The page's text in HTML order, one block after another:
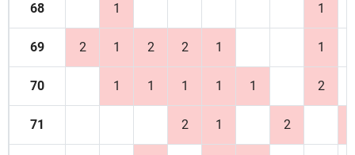
68 1 1
69 2 1 2 2 1 1
70 1 1 1 1 1 2
71 2 1 2